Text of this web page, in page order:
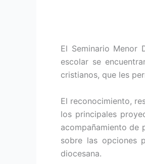
El Seminario Menor
escolar se
cristianos, que les
El reconocimiento,
los principales
acompañamien­to de
sobre las opciones
diocesana.